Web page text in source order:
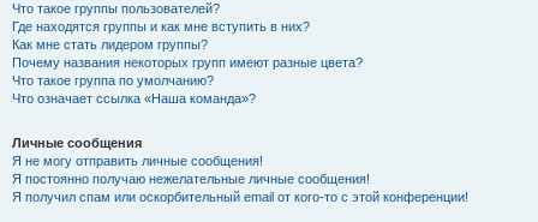
Что такое группы пользователей?
Где находятся группы и как мне вступить в них?
Как мне стать лидером группы?
Почему названия некоторых групп имеют разные цвета?
Что такое группа по умолчанию?
Что означает ссылка «Наша команда»?
Личные сообщения
Я не могу отправить личные сообщения!
Я постоянно получаю нежелательные личные сообщения!
Я получил спам или оскорбительный email от кого-то с этой конференции!